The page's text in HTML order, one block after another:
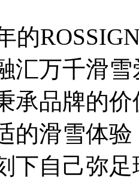
的
汇万千滑
承品牌的
的滑雪体
下自己弥